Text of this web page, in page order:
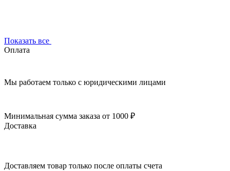
Показать все
Оплата
Мы работаем только с юридическими лицами
Минимальная сумма заказа от 1000 ₽
Доставка
Доставляем товар только после оплаты счета